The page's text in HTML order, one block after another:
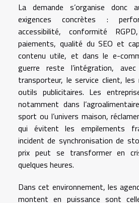
La demande s’organise donc
exigences concrètes :
accessibilité, conformité
paiements, qualité du SEO et
contenu utile, et dans le e-
guerre reste l’intégration,
transporteur, le service client,
outils publicitaires. Les
notamment dans
sport ou l’univers maison,
qui évitent les empilements
incident de synchronisation de
prix peut se transformer en
quelques heures.
Dans cet environnement, les
montent en puissance sont